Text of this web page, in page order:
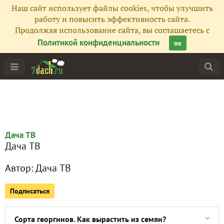
Наш сайт использует файлы cookies, чтобы улучшить
работу и повысить эффективность сайта.
Продолжая использование сайта, вы соглашаетесь с
Политикой конфиденциальности
ок
Дача ТВ
Дача ТВ
Автор:Дача ТВ
Подписаться
Все публикации
Сейчас обсуждают
Как защитить сад от мышей? Идеальная мышеловка
Как ухаживать за комнатными растениями и цветами?
Лучшие сорта перцев. Как выбрать?
Сорта георгинов. Как вырастить из семян?